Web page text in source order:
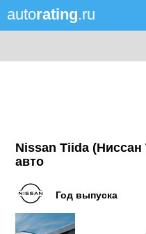
autorating.ru
Nissan Tiida
авто
Год выпуска